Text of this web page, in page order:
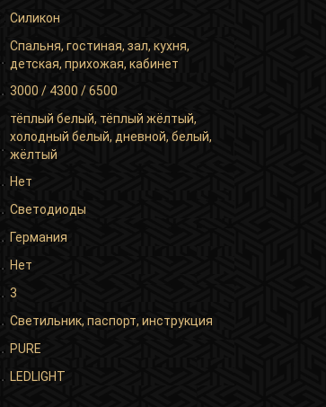
Силикон
Спальня, гостиная, зал, кухня,
детская, прихожая, кабинет
3000 / 4300 / 6500
тёплый белый, тёплый жёлтый,
холодный белый, дневной, белый,
жёлтый
Нет
Светодиоды
Германия
Нет
3
Светильник, паспорт, инструкция
PURE
LEDLIGHT